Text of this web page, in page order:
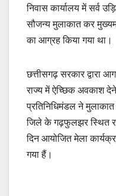
निवास कार्यालय में सर्व
सौजन्य मुलाकात कर
का आग्रह किया गया था।
छत्तीसगढ़ सरकार द्वारा
राज्य में ऐच्छिक अवकाश
प्रतिनिधिमंडल ने
जिले के गढ़फुलझर स्थित
दिन आयोजित मेला
गया हैं।